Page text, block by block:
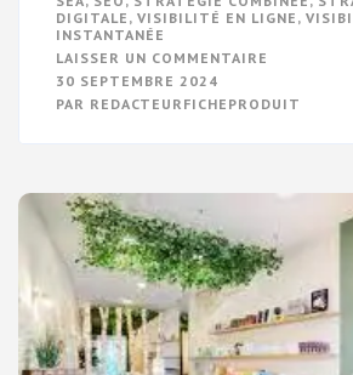
DIGITALE , VISIBILITÉ EN LIGNE ,
INSTANTANÉE
LAISSER UN COMMENTAIRE
DE
WEB
CONSEILS
ESSENTIELS
30 SEPTEMBRE 2024
PAR REDACTEURFICHEPRODUIT